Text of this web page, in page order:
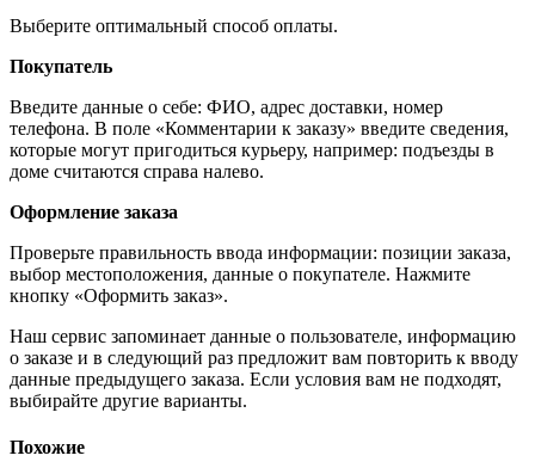
Выберите оптимальный способ оплаты.
Покупатель
Введите данные о себе: ФИО, адрес доставки, номер
телефона. В поле «Комментарии к заказу» введите сведения,
которые могут пригодиться курьеру, например: подъезды в
доме считаются справа налево.
Оформление заказа
Проверьте правильность ввода информации: позиции заказа,
выбор местоположения, данные о покупателе. Нажмите
кнопку «Оформить заказ».
Наш сервис запоминает данные о пользователе, информацию
о заказе и в следующий раз предложит вам повторить к вводу
данные предыдущего заказа. Если условия вам не подходят,
выбирайте другие варианты.
Похожие